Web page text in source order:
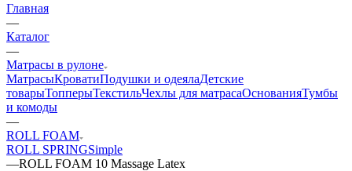
Главная
—
Каталог
—
Матрасы в рулоне
МатрасыКроватиПодушки и одеялаДетские
товарыТопперыТекстильЧехлы для матрасаОснованияТумбы
и комоды
—
ROLL FOAM
ROLL SPRINGSimple
—ROLL FOAM 10 Massage Latex